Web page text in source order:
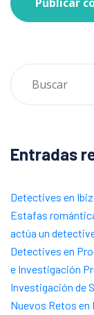
Entradas
Detectives en
Estafas
actúa un
Detectives en
e Investigación
Investigación de
Nuevos Retos en